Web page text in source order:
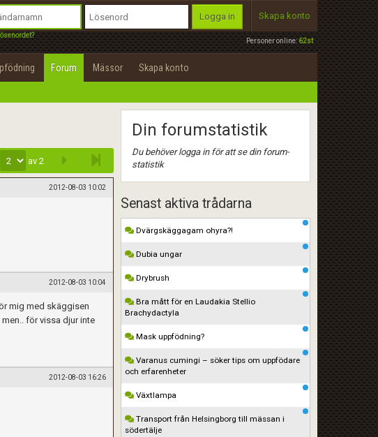
Personer online:62st
Logga in Skapa konto
Forum Mässor Skapa konto
av 2
2012-08-03 10:02
2012-08-03 10:04
mig med skäggisen
för vissa djur inte
2012-08-03 16:26
Din forumstatistik
Du behöver logga in för att se din forum-
statistik
Senast aktiva trådarna
Dvärgskäggagam ohyra?!
Dubia ungar
Drybrush
Bra mått för en Laudakia Stellio
Brachydactyla
Mask uppfödning?
Varanus cumingi – söker tips om uppfödare
och erfarenheter
Växtlampa
Transport från Helsingborg till mässan i
södertälje
Policy